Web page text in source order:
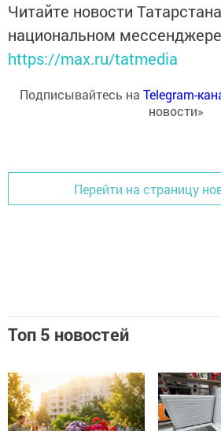
Читайте новости
национальном
https://max.ru/tatmedia
Подписывайтесь на Telegram-
новости»
Перейти на страницу
Топ 5 новостей